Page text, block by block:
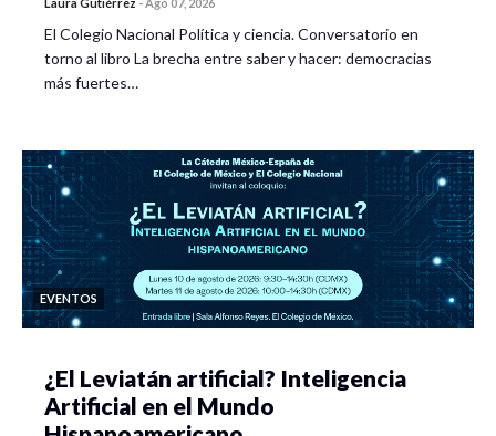
El Colegio Nacional Política y ciencia. Conversatorio en
torno al libro La brecha entre saber y hacer: democracias
más fuertes…
EVENTOS
¿El Leviatán artificial? Inteligencia
Artificial en el Mundo